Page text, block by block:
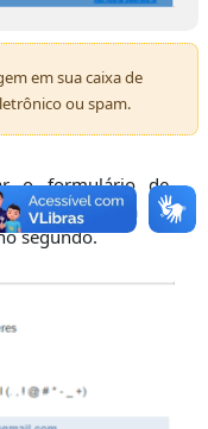
em sua caixa de
ou spam.
o formulário de
desejada no
segundo.